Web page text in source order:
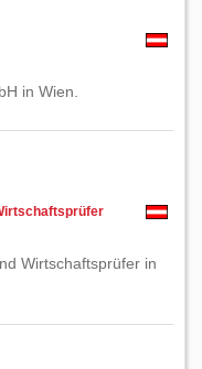
in Wien.
Wirtschaftsprüfer in